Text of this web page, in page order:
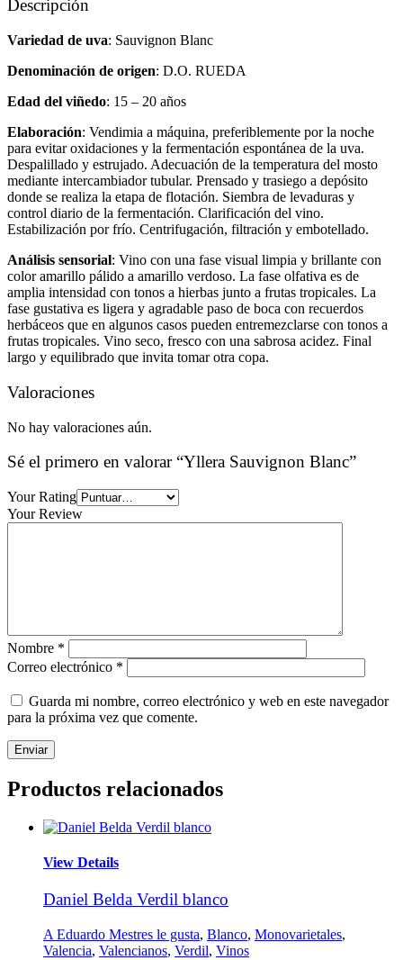
Descripción
Variedad de uva: Sauvignon Blanc
Denominación de origen: D.O. RUEDA
Edad del viñedo: 15 – 20 años
Elaboración: Vendimia a máquina, preferiblemente por la noche
para evitar oxidaciones y la fermentación espontánea de la uva.
Despalillado y estrujado. Adecuación de la temperatura del mosto
mediante intercambiador tubular. Prensado y trasiego a depósito
donde se realiza la etapa de flotación. Siembra de levaduras y
control diario de la fermentación. Clarificación del vino.
Estabilización por frío. Centrifugación, filtración y embotellado.
Análisis sensorial: Vino con una fase visual limpia y brillante con
color amarillo pálido a amarillo verdoso. La fase olfativa es de
amplia intensidad con tonos a hierbas junto a frutas tropicales. La
fase gustativa es ligera y agradable paso de boca con recuerdos
herbáceos que en algunos casos pueden entremezclarse con tonos a
frutas tropicales. Vino seco, fresco con una sabrosa acidez. Final
largo y equilibrado que invita tomar otra copa.
Valoraciones
No hay valoraciones aún.
Sé el primero en valorar “Yllera Sauvignon Blanc”
Your Rating
Your Review
Nombre *
Correo electrónico *
Guarda mi nombre, correo electrónico y web en este navegador
para la próxima vez que comente.
Productos relacionados
View Details
Daniel Belda Verdil blanco
A Eduardo Mestres le gusta, Blanco, Monovarietales,
Valencia, Valencianos, Verdil, Vinos